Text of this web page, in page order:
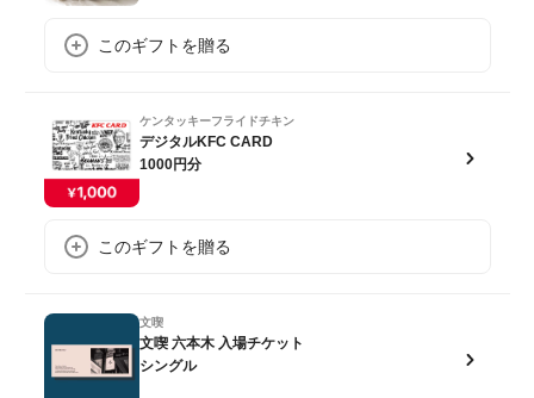
このギフトを贈る
ケンタッキーフライドチキン
デジタルKFC CARD
1000円分
このギフトを贈る
文喫
文喫 六本木 入場チケット
シングル